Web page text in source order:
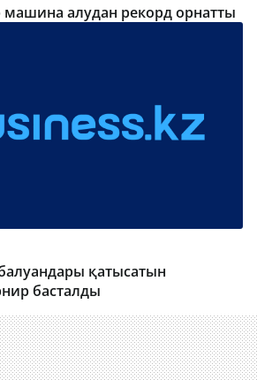
машина алудан рекорд орнатты
қатысатын
халықаралық турнир басталды